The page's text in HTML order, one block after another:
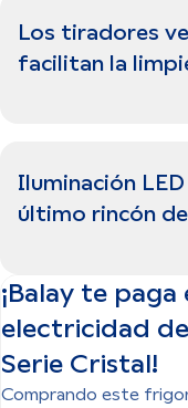
Los tiradores
facilitan la
Iluminación
último rincón
¡Balay te
electricidad
Serie Cristal!
Comprando este